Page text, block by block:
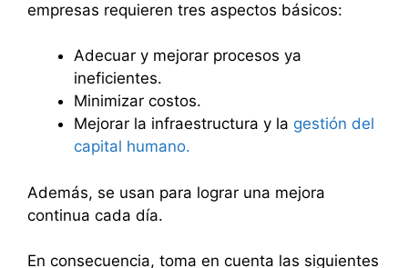
empresas requieren tres aspectos básicos:
Adecuar y mejorar procesos ya
ineficientes.
Minimizar costos.
Mejorar la infraestructura y la gestión del
capital humano.
Además, se usan para lograr una mejora
continua cada día.
En consecuencia, toma en cuenta las siguientes